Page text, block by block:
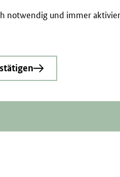
notwendig und immer